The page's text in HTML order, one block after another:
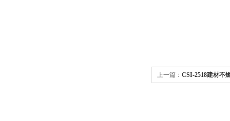
上一篇： CSI-2518建材不